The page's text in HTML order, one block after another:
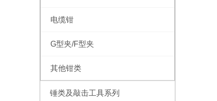
电缆钳
G型夹/F型夹
其他钳类
锤类及敲击工具系列